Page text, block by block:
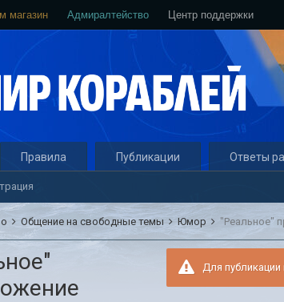
магазин Адмиралтейство Центр поддержки
Правила Публикации Ответы
Общение на свободные темы Юмор "Реальное"
Для